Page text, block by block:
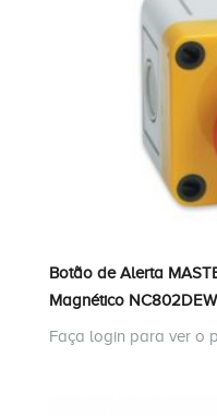
Botão de Alerta
Magnético
Faça login para ver o